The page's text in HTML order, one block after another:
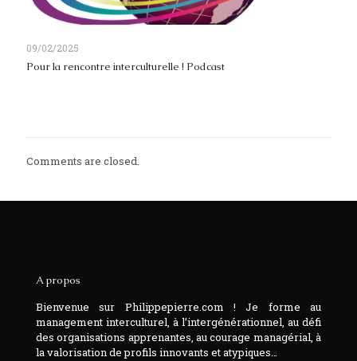
09/02/2025
Pour la rencontre interculturelle ! Podcast
Comments are closed.
A propos
Bienvenue sur Philippepierre.com ! Je forme au
management interculturel, à l’intergénérationnel, au défi
des organisations apprenantes, au courage managérial, à
la valorisation de profils innovants et atypiques…